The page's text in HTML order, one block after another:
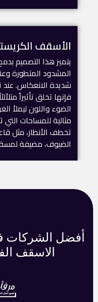
الأسقف
يتميز هذا التصميم
المشدود المتطورة
شديدة الانعكاس.
فإنها تخلق تأثيراً
الضوء واللون ليملأ
مثالية للمساحات
تخطف الأنظار، مثل
الضيوف، مضيفة
أفضل الشركات
الاسقف